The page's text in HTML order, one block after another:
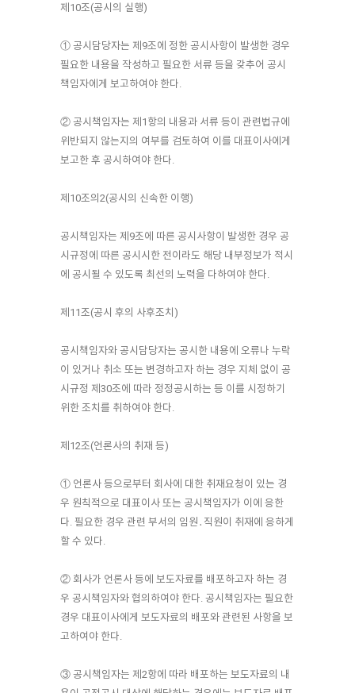
제10조(공시의 실행)
① 공시담당자는 제9조에 정한 공시사항이 발생한 경우
필요한 내용을 작성하고 필요한 서류 등을 갖추어 공시
책임자에게 보고하여야 한다.
② 공시책임자는 제1항의 내용과 서류 등이 관련법규에
위반되지 않는지의 여부를 검토하여 이를 대표이사에게
보고한 후 공시하여야 한다.
제10조의2(공시의 신속한 이행)
공시책임자는 제9조에 따른 공시사항이 발생한 경우 공
시규정에 따른 공시시한 전이라도 해당 내부정보가 적시
에 공시될 수 있도록 최선의 노력을 다하여야 한다.
제11조(공시 후의 사후조치)
공시책임자와 공시담당자는 공시한 내용에 오류나 누락
이 있거나 취소 또는 변경하고자 하는 경우 지체 없이 공
시규정 제30조에 따라 정정공시하는 등 이를 시정하기
위한 조치를 취하여야 한다.
제12조(언론사의 취재 등)
① 언론사 등으로부터 회사에 대한 취재요청이 있는 경
우 원칙적으로 대표이사 또는 공시책임자가 이에 응한
다. 필요한 경우 관련 부서의 임원․직원이 취재에 응하게
할 수 있다.
② 회사가 언론사 등에 보도자료를 배포하고자 하는 경
우 공시책임자와 협의하여야 한다. 공시책임자는 필요한
경우 대표이사에게 보도자료의 배포와 관련된 사항을 보
고하여야 한다.
③ 공시책임자는 제2항에 따라 배포하는 보도자료의 내